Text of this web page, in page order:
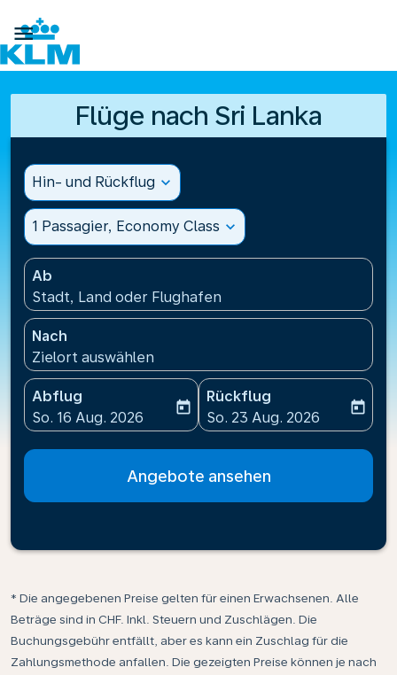

Flüge nach Sri Lanka
Hin- und Rückflug expand_more
1 Passagier, Economy Class expand_more
Ab
Stadt, Land oder Flughafen
Nach
Zielort auswählen
Abflug
fc-booking-departure-date-aria-label
So. 16 Aug. 2026
today
Rückflug
fc-booking-return-date-
So. 23 Aug. 2026
today
Angebote ansehen
* Die angegebenen Preise gelten für einen Erwachsenen. Alle
Beträge sind in CHF. Inkl. Steuern und Zuschlägen. Die
Buchungsgebühr entfällt, aber es kann ein Zuschlag für die
Zahlungsmethode anfallen. Die gezeigten Preise können je nach